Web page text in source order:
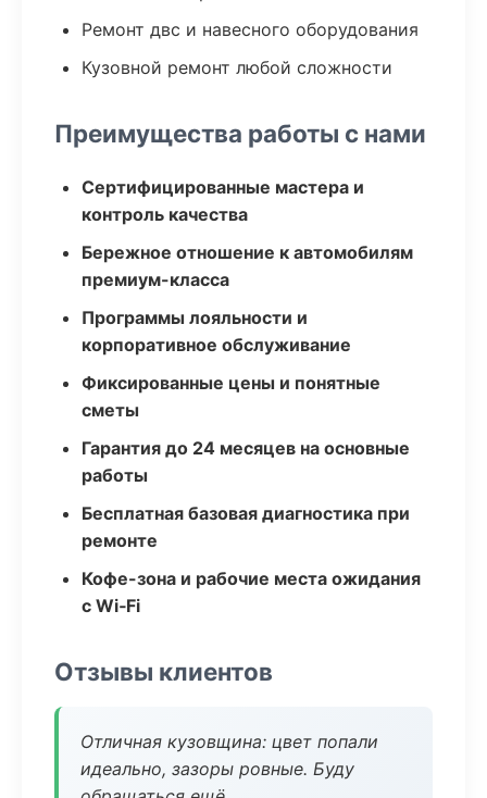
Ремонт двс и навесного оборудования
Кузовной ремонт любой сложности
Преимущества работы с нами
Сертифицированные мастера и
контроль качества
Бережное отношение к автомобилям
премиум-класса
Программы лояльности и
корпоративное обслуживание
Фиксированные цены и понятные
сметы
Гарантия до 24 месяцев на основные
работы
Бесплатная базовая диагностика при
ремонте
Кофе-зона и рабочие места ожидания
с Wi‑Fi
Отзывы клиентов
Отличная кузовщина: цвет попали
идеально, зазоры ровные. Буду